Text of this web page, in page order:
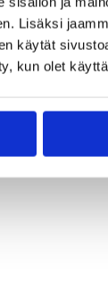
Lisäksi
käytät
kun olet